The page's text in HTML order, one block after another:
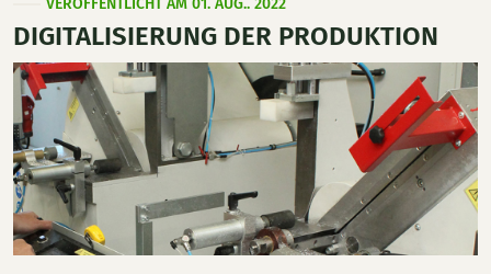
VERÖFFENTLICHT AM 01. AUG.. 2022
DIGITALISIERUNG DER PRODUKTION